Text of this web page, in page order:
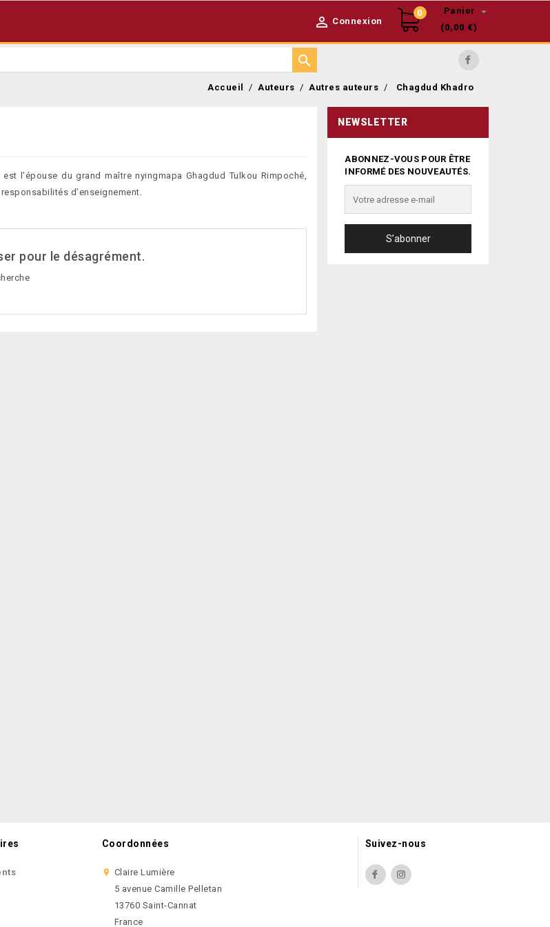
 Connexion
0 Panier 
(0,00 €)

Accueil Auteurs Autres auteurs Chagdud Khadro
est l’épouse du grand maître nyingmapa Ghagdud Tulkou Rimpoché,
d’enseignement.
pour le désagrément.
NEWSLETTER
ABONNEZ-VOUS POUR ÊTRE
INFORMÉ DES NOUVEAUTÉS.
Coordonnées
 Claire Lumière
5 avenue Camille Pelletan
13760 Saint-Cannat
France
Suivez-nous
Facebook